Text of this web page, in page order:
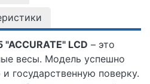
LСD – это
весы. Модель успешно
государственную поверку.